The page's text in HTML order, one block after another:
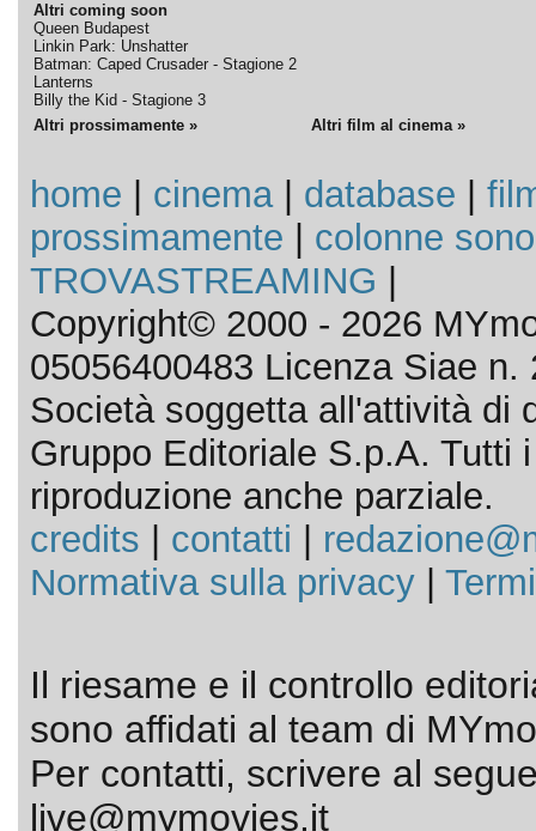
Altri coming soon
Queen Budapest
Linkin Park: Unshatter
Batman: Caped Crusader - Stagione 2
Lanterns
Billy the Kid - Stagione 3
Altri prossimamente » Altri film al cinema »
home cinema| database
prossimamente
colonne
TROVASTREAMING
Copyright© 2000 - 2026
05056400483 Licenza Siae n.
Società soggetta all'attività di
Gruppo Editoriale S.p.A. Tutti
riproduzione anche parziale.
credits
contatti
Normativa sulla privacy|
Il riesame e il controllo
sono affidati al team di
Per contatti, scrivere al
live@mymovies.it